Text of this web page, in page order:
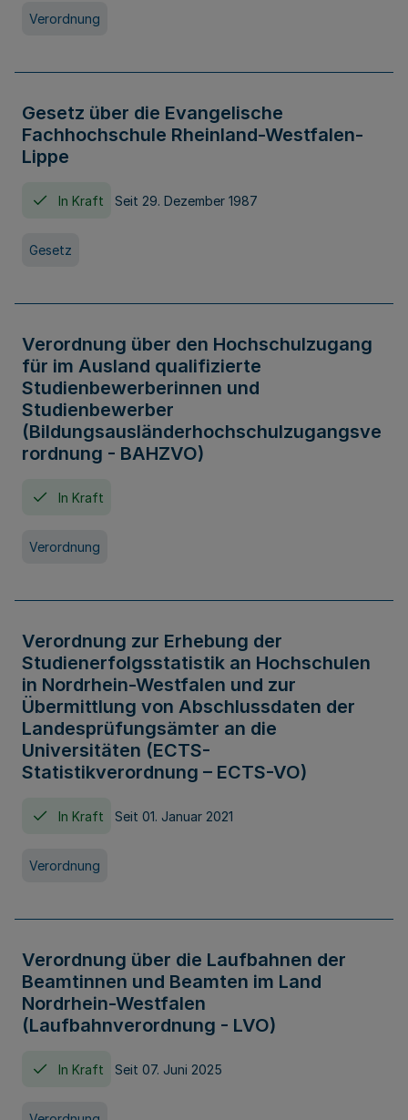
Verordnung
Gesetz über die Evangelische
Fachhochschule Rheinland-Westfalen-
Lippe
In Kraft Seit 29. Dezember 1987
Gesetz
Verordnung über den Hochschulzugang
für im Ausland qualifizierte
Studienbewerberinnen und
Studienbewerber
(Bildungsausländerhochschulzugangsve
rordnung - BAHZVO)
In Kraft
Verordnung
Verordnung zur Erhebung der
Studienerfolgsstatistik an Hochschulen
in Nordrhein-Westfalen und zur
Übermittlung von Abschlussdaten der
Landesprüfungsämter an die
Universitäten (ECTS-
Statistikverordnung – ECTS-VO)
In Kraft Seit 01. Januar 2021
Verordnung
Verordnung über die Laufbahnen der
Beamtinnen und Beamten im Land
Nordrhein-Westfalen
(Laufbahnverordnung - LVO)
In Kraft Seit 07. Juni 2025